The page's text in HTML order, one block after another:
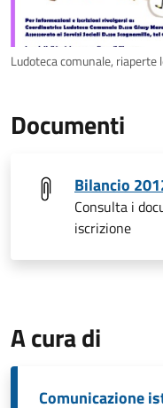
Ludoteca comunale, riaperte
Documenti
Bilancio
Consulta i
iscrizione
A cura di
Comunicazione